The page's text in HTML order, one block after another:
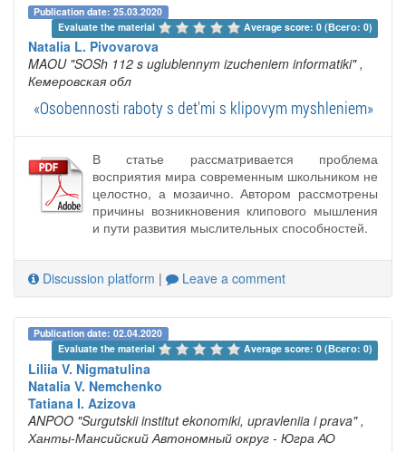
Publication date: 25.03.2020
Evaluate the material
Average score: 0 (Всего: 0)
Natalia L. Pivovarova
MAOU "SOSh 112 s uglublennym izucheniem informatiki" ,
Кемеровская обл
«Osobennosti raboty s det'mi s klipovym myshleniem»
В статье рассматривается проблема
восприятия мира современным школьником не
целостно, а мозаично. Автором рассмотрены
причины возникновения клипового мышления
и пути развития мыслительных способностей.
Discussion platform | Leave a comment
Publication date: 02.04.2020
Evaluate the material
Average score: 0 (Всего: 0)
Liliia V. Nigmatulina
Natalia V. Nemchenko
Tatiana I. Azizova
ANPOO "Surgutskii institut ekonomiki, upravleniia i prava" ,
Ханты-Мансийский Автономный округ - Югра АО